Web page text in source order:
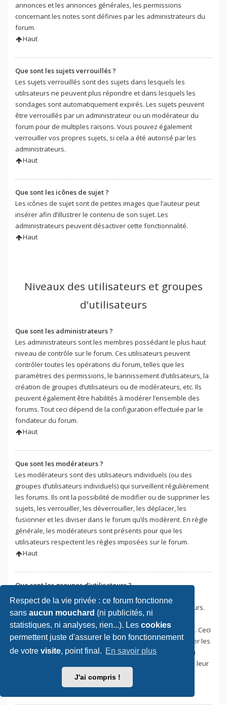
Respect de la vie privée : ce forum fonctionne
sansaucun mouchard (ni publicités, ni
statistiques, ni analyses, rien...). Lescookies
permettent juste d'assurer le bon fonctionnement
de votrevisite, point final. En savoir plus
J'ai compris !
annonces et les annonces générales, les permissions
concernant les notes sont définies par les administrateurs du
forum.
Haut
Que sont les sujets verrouillés ?
Les sujets verrouillés sont des sujets dans lesquels les
utilisateurs ne peuvent plus répondre et dans lesquels les
sondages sont automatiquement expirés. Les sujets peuvent
être verrouillés par un administrateur ou un modérateur du
forum pour de multiples raisons. Vous pouvez également
verrouiller vos propres sujets, si cela a été autorisé par les
administrateurs.
Haut
Que sont les icônes de sujet ?
Les icônes de sujet sont de petites images que l’auteur peut
insérer afin d’illustrer le contenu de son sujet. Les
administrateurs peuvent désactiver cette fonctionnalité.
Haut
Niveaux des utilisateurs et groupes
d’utilisateurs
Que sont les administrateurs ?
Les administrateurs sont les membres possédant le plus haut
niveau de contrôle sur le forum. Ces utilisateurs peuvent
contrôler toutes les opérations du forum, telles que les
paramètres des permissions, le bannissement d’utilisateurs, la
création de groupes d’utilisateurs ou de modérateurs, etc. Ils
peuvent également être habilités à modérer l’ensemble des
forums. Tout ceci dépend de la configuration effectuée par le
fondateur du forum.
Haut
Que sont les modérateurs ?
Les modérateurs sont des utilisateurs individuels (ou des
groupes d’utilisateurs individuels) qui surveillent régulièrement
les forums. Ils ont la possibilité de modifier ou de supprimer les
sujets, les verrouiller, les déverrouiller, les déplacer, les
fusionner et les diviser dans le forum qu’ils modèrent. En règle
générale, les modérateurs sont présents pour que les
utilisateurs respectent les règles imposées sur le forum.
Haut
Que sont les groupes d’utilisateurs ?
Les groupes d’utilisateurs sont une façon pour les
administrateurs du forum de regrouper plusieurs utilisateurs.
Chaque utilisateur peut appartenir à plusieurs groupes et
chaque groupe peut détenir des permissions individuelles. Ceci
facilite les tâches aux administrateurs qui pourront modifier les
permissions de plusieurs utilisateurs en une seule fois, ou
encore leur accorder des pouvoirs de modération, ou bien leur
donner accès à un forum privé.